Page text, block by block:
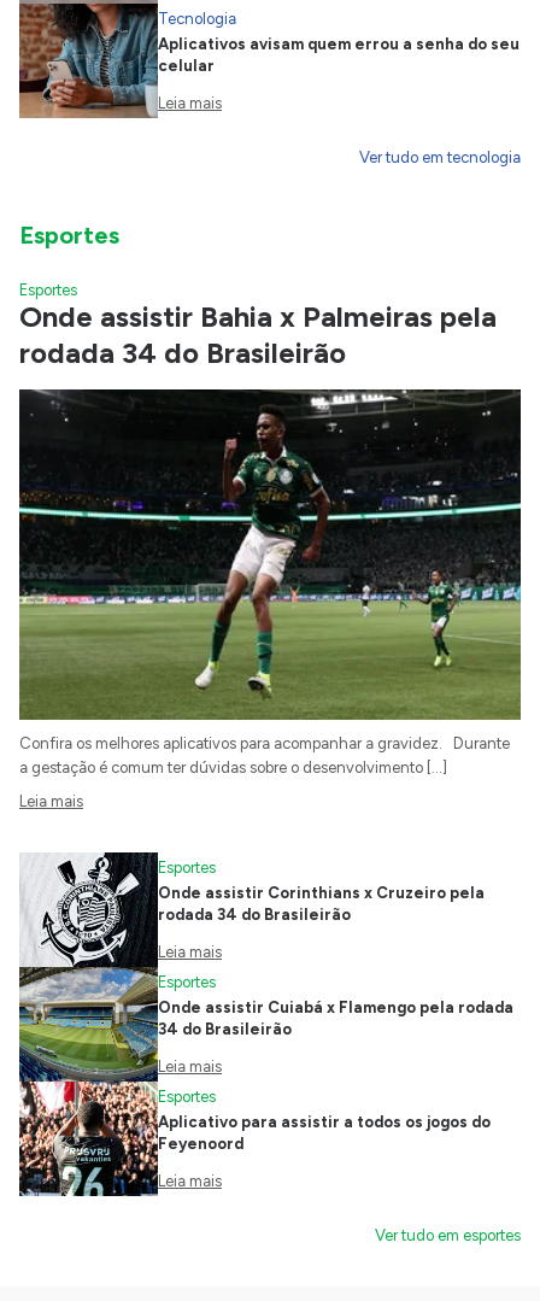
Tecnologia
Aplicativos avisam quem errou a senha do seu
celular
Leia mais
Ver tudo em tecnologia
Esportes
Esportes
Onde assistir Bahia x Palmeiras pela
rodada 34 do Brasileirão
Confira os melhores aplicativos para acompanhar a gravidez. Durante
a gestação é comum ter dúvidas sobre o desenvolvimento […]
Leia mais
Esportes
Onde assistir Corinthians x Cruzeiro pela
rodada 34 do Brasileirão
Leia mais
Esportes
Onde assistir Cuiabá x Flamengo pela rodada
34 do Brasileirão
Leia mais
Esportes
Aplicativo para assistir a todos os jogos do
Feyenoord
Leia mais
Ver tudo em esportes